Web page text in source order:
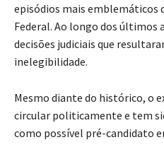
episódios mais emblemáticos
Federal. Ao longo dos
decisões judiciais que
inelegibilidade.
Mesmo diante do histórico, o
circular politicamente e tem
como possível pré-candidato